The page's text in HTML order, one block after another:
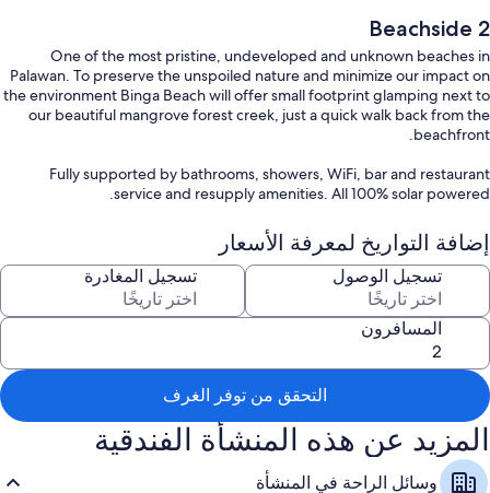
Beachside 2
One of the most pristine, undeveloped and unknown beaches in
Palawan. To preserve the unspoiled nature and minimize our impact on
the environment Binga Beach will offer small footprint glamping next to
our beautiful mangrove forest creek, just a quick walk back from the
beachfront.
Fully supported by bathrooms, showers, WiFi, bar and restaurant
service and resupply amenities. All 100% solar powered.
Natural because the beach has nearly no development whatsoever. No
hustle and bustle, no crowds, motorbikes or throngs of boats. The
whole area is super lush; located at the foot of Mt. Capoas, the tallest
mountain in Northern Palawan, and the beach area is broken up by an
exotic creek of mangroves and hills. The water is super calm as we’re
tucked into a protected corner of Imuaran Bay, facing West for amazing
sunsets.
إضافة التواريخ لمعرفة الأسعار
تسجيل الوصول تسجيل المغادرة
المسافرون
التحقق من توفر الغرف
المزيد عن هذه المنشأة الفندقية
وسائل الراحة في المنشأة